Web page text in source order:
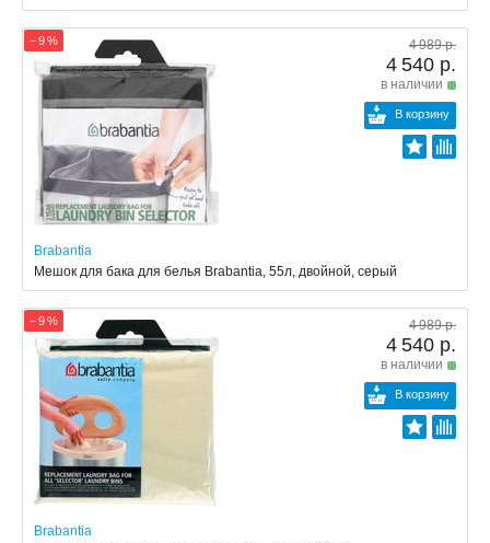
− 9 % 4 989 р.
4 540 р.
в наличии
В корзину
Brabantia
Мешок для бака для белья Brabantia, 55л, двойной, серый
− 9 % 4 989 р.
4 540 р.
в наличии
В корзину
Brabantia